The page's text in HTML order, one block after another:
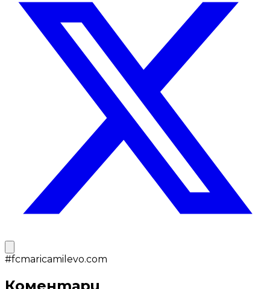
#fcmaricamilevo.com